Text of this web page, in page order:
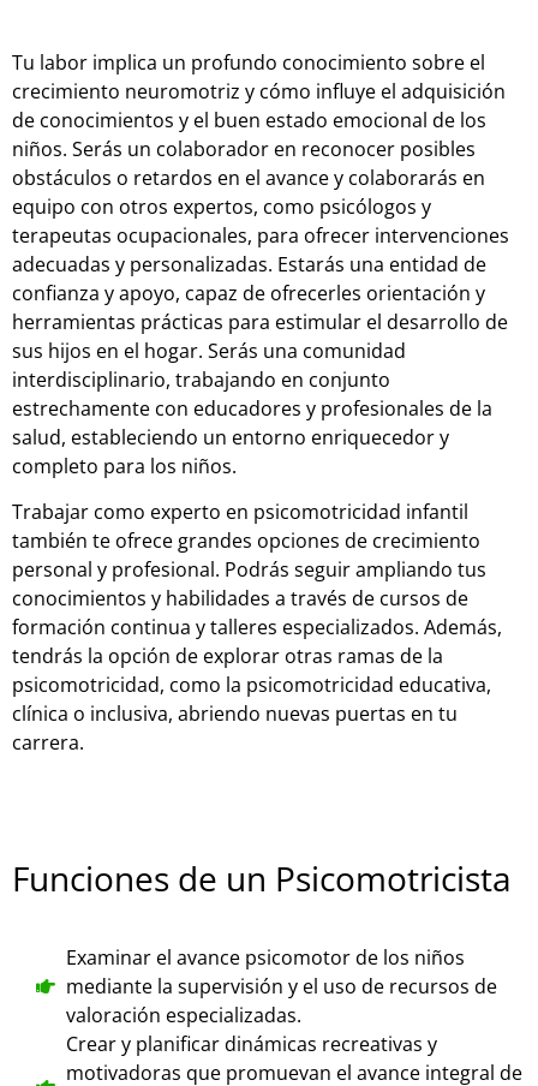
Tu labor implica un profundo conocimiento sobre el
crecimiento neuromotriz y cómo influye el adquisición
de conocimientos y el buen estado emocional de los
niños. Serás un colaborador en reconocer posibles
obstáculos o retardos en el avance y colaborarás en
equipo con otros expertos, como psicólogos y
terapeutas ocupacionales, para ofrecer intervenciones
adecuadas y personalizadas. Estarás una entidad de
confianza y apoyo, capaz de ofrecerles orientación y
herramientas prácticas para estimular el desarrollo de
sus hijos en el hogar. Serás una comunidad
interdisciplinario, trabajando en conjunto
estrechamente con educadores y profesionales de la
salud, estableciendo un entorno enriquecedor y
completo para los niños.
Trabajar como experto en psicomotricidad infantil
también te ofrece grandes opciones de crecimiento
personal y profesional. Podrás seguir ampliando tus
conocimientos y habilidades a través de cursos de
formación continua y talleres especializados. Además,
tendrás la opción de explorar otras ramas de la
psicomotricidad, como la psicomotricidad educativa,
clínica o inclusiva, abriendo nuevas puertas en tu
carrera.
Funciones de un Psicomotricista
Examinar el avance psicomotor de los niños
mediante la supervisión y el uso de recursos de
valoración especializadas.
Crear y planificar dinámicas recreativas y
motivadoras que promuevan el avance integral de